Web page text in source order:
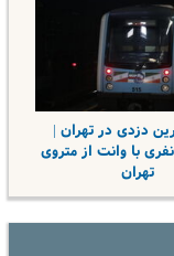
دزدی در تهران |
با وانت از متروی
تهران